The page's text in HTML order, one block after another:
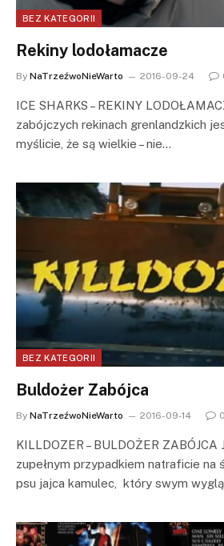
BEZ KATEGORII
Rekiny lodołamacze
By NaTrzeźwoNieWarto 2016-09-24
ICE SHARKS – REKINY
zabójczych rekinach grenlandzkich
myślicie, że są wielkie – nie…
BEZ KATEGORII
Buldożer Zabójca
By NaTrzeźwoNieWarto 2016-09-14 0
KILLDOZER – BULDOŻER ZABÓJCA
zupełnym przypadkiem natraficie na
psu jajca kamulec, który swym